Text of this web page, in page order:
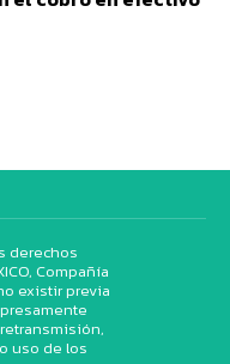
derechos
Compañía
existir previa
uso de los